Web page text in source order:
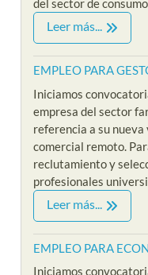
del sector de
Leer más...
EMPLEO PARA
Iniciamos
empresa del sector
referencia a su
comercial remoto.
reclutamiento y
profesionales
Leer más...
EMPLEO PARA
Iniciamos